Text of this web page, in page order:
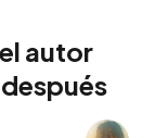
autor